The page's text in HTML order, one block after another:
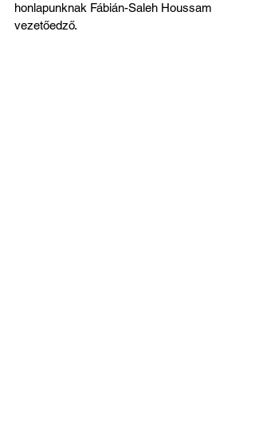
honlapunknak Fábián-Saleh Houssam
vezetőedző.